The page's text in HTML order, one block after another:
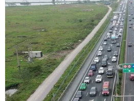
Tuần hành tại
biện pháp trừng phạt
11/08/2019 02:21